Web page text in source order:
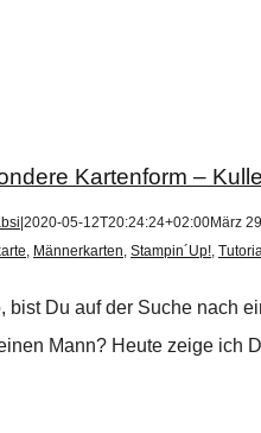
Kartenform –
2020-05-12T20:24:24+02:00März
, Männerkarten, Stampin´Up!,
bist Du auf der Suche nach
Mann? Heute zeige ich